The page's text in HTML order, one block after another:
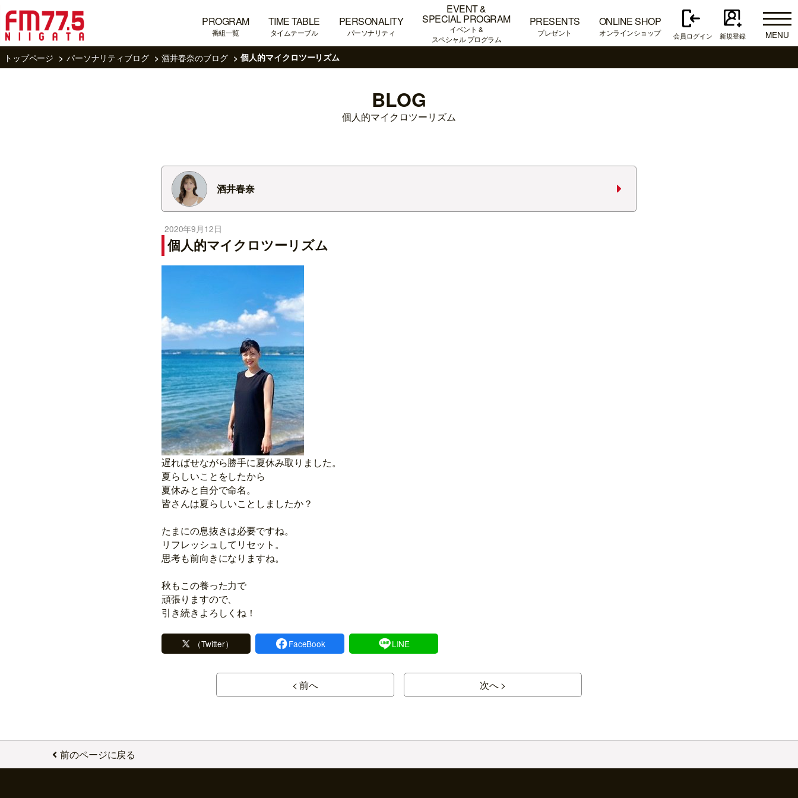
PROGRAM
番組一覧
TIME TABLE
タイムテーブル
PERSONALITY
パーソナリティ
EVENT &
SPECIAL PROGRAM
イベント &
スペシャル プログラム
PRESENTS
プレゼント
ONLINE SHOP
オンラインショップ 会員ログイン 新規登録
MENU
トップページ
パーソナリティブログ 酒井春奈のブログ 個人的マイクロツーリズム
BLOG
個人的マイクロツーリズム
酒井春奈
2020年9月12日
個人的マイクロツーリズム
遅ればせながら勝手に夏休み取りました。
夏らしいことをしたから
夏休みと自分で命名。
皆さんは夏らしいことしましたか？
たまにの息抜きは必要ですね。
リフレッシュしてリセット。
思考も前向きになりますね。
秋もこの養った力で
頑張りますので、
引き続きよろしくね！
（Twitter） FaceBook LINE
< 前へ 次へ >
前のページに戻る